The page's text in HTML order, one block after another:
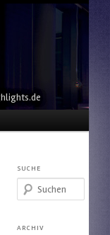
SUCHE
Suchen
ARCHIV